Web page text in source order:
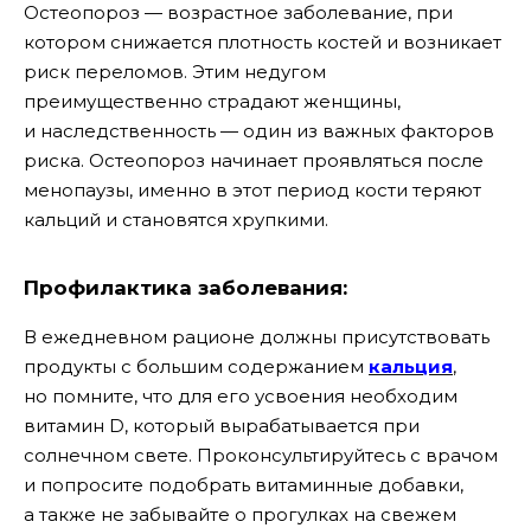
Остеопороз — возрастное заболевание, при
котором снижается плотность костей и возникает
риск переломов. Этим недугом
преимущественно страдают женщины,
и наследственность — один из важных факторов
риска. Остеопороз начинает проявляться после
менопаузы, именно в этот период кости теряют
кальций и становятся хрупкими.
Профилактика заболевания:
В ежедневном рационе должны присутствовать
продукты с большим содержанием кальция,
но помните, что для его усвоения необходим
витамин D, который вырабатывается при
солнечном свете. Проконсультируйтесь с врачом
и попросите подобрать витаминные добавки,
а также не забывайте о прогулках на свежем